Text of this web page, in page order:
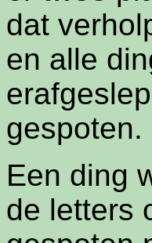
dat
en alle
gespoten.
Een ding
de letters